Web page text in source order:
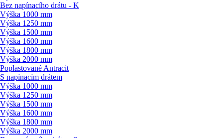
Bez napínacího drátu - K
Výška 1000 mm
Výška 1250 mm
Výška 1500 mm
Výška 1600 mm
Výška 1800 mm
Výška 2000 mm
Poplastované Antracit
S napínacím drátem
Výška 1000 mm
Výška 1250 mm
Výška 1500 mm
Výška 1600 mm
Výška 1800 mm
Výška 2000 mm